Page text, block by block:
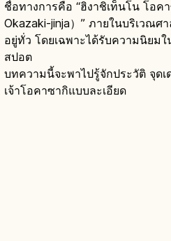
ชื่อทางการคือ “ฮิงาชิเท็นโน โอค
Okazaki-jinja）” ภายในบริเวณศ
อยู่ทั่ว โดยเฉพาะได้รับความนิยม
สปอต
บทความนี้จะพาไปรู้จักประวัติ จุด
เจ้าโอคาซากิแบบละเอียด